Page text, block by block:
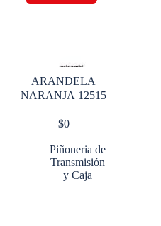
ARANDELA
NARANJA 12515
$0
Piñoneria de
Transmisión
y Caja